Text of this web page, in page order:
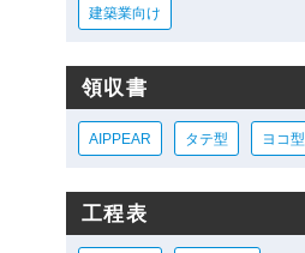
建築業向け
領収書
AIPPEAR タテ型 ヨコ型
工程表